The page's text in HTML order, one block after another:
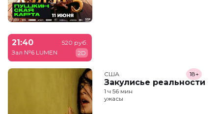
21:40
Зал №6 LUMEN
520 руб.
2D
США
Закулисье реальности
18+
1 ч 56 мин
ужасы